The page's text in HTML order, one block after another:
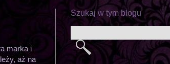
marka i
aż na
Szukaj w tym blogu